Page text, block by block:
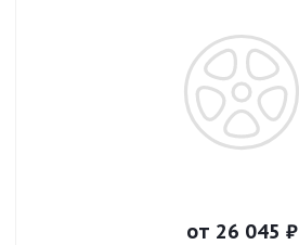
от 26 045 ₽